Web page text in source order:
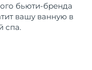
бьюти-бренда
вашу ванную в
спа.